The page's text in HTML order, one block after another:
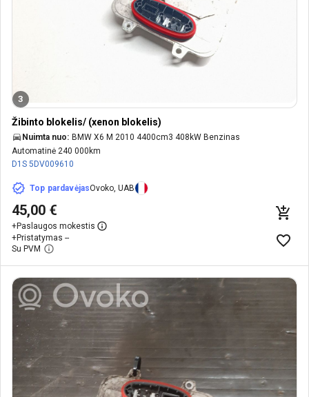
3
Žibinto blokelis/ (xenon blokelis)
Nuimta nuo: BMW X6 M 2010 4400cm3 408kW Benzinas
Automatinė 240 000km
D1S 5DV009610
Top pardavėjasOvoko, UAB
45,00 €
+Paslaugos mokestis
+Pristatymas --
Su PVM